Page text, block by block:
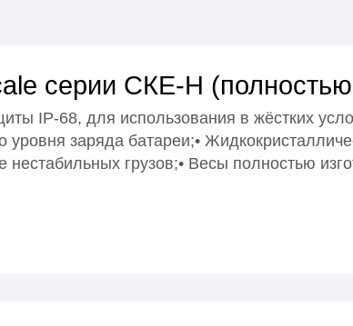
серии СКЕ-Н
68, для использования в жёстких
заряда батареи;•
грузов;• Весы полностью